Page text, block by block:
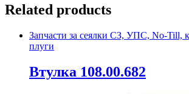
Related products
Запчасти за сеялки СЗ, УПС, No-Till,
плуги
Втулка 108.00.682